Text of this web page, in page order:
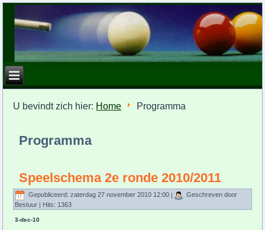
U bevindt zich hier: Home Programma
Programma
Speelschema 2e ronde 2010/2011
Gepubliceerd: zaterdag 27 november 2010 12:00 |
Geschreven door
Bestuur | Hits: 1363
3-dec-10